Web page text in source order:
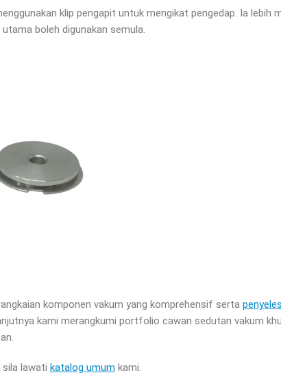
klip pengapit untuk mengikat pengedap. Ia lebih
boleh digunakan semula.
komponen vakum yang komprehensif serta
kami merangkumi portfolio cawan sedutan vakum
lawati katalog umum kami.